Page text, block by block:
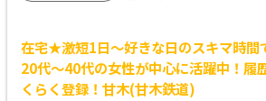
在宅★激短1日～好きな日のスキマ時間
20代～40代の女性が中心に活躍中！履
くらく登録！甘木(甘木鉄道)